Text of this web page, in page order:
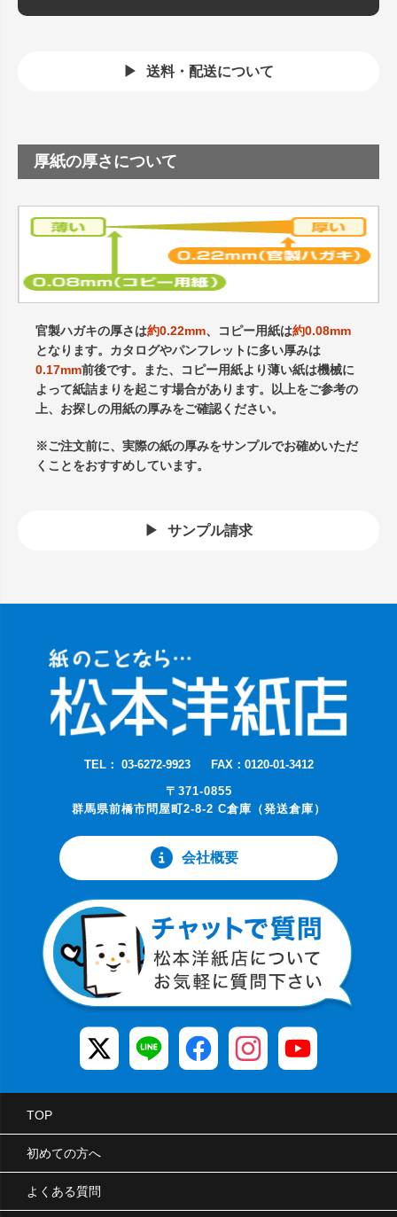
送料・配送について
厚紙の厚さについて
官製ハガキの厚さは約0.22mm、コピー用紙は約0.08mm
となります。カタログやパンフレットに多い厚みは
0.17mm前後です。また、コピー用紙より薄い紙は機械に
よって紙詰まりを起こす場合があります。以上をご参考の
上、お探しの用紙の厚みをご確認ください。
※ご注文前に、実際の紙の厚みをサンプルでお確めいただ
くことをおすすめしています。
サンプル請求
TEL： 03-6272-9923
FAX：0120-01-3412
〒371-0855
群馬県前橋市問屋町2-8-2 C倉庫（発送倉庫）
会社概要
TOP
初めての方へ
よくある質問